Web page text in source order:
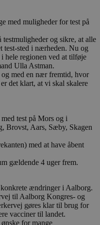
med muligheder for test på
og sikre, at alle
test-sted i nærheden. Nu og
hele regionen ved at tilføje
Ulla Astman.
og med en nær fremtid, hvor
det klart, at vi skal skalere
test på Mors og i
Brovst, Aars, Sæby, Skagen
med at have åbent
gældende 4 uger frem.
konkrete ændringer i Aalborg.
til Aalborg Kongres- og
gøres klar til brug for
vacciner til landet.
for mange